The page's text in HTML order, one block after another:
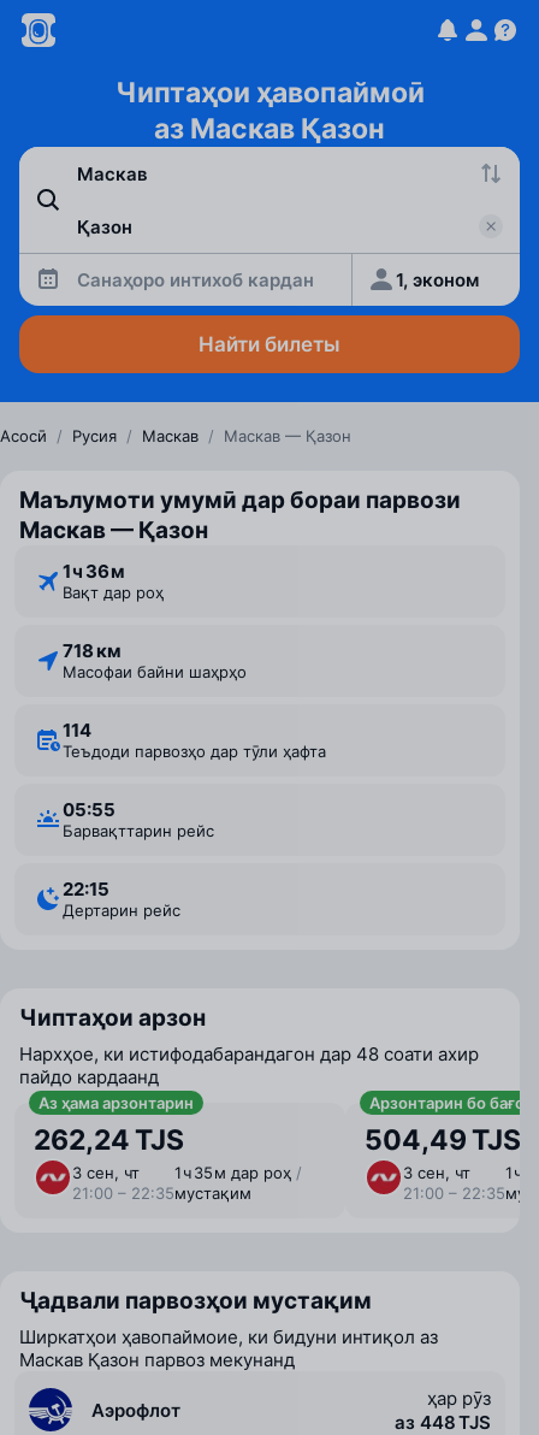
Чиптаҳои ҳавопаймоӣ
аз Маскав Қазон
Санаҳоро интихоб кардан 1, эконом
Найти билеты
Асосӣ / Русия / Маскав / Маскав — Қазон
Маълумоти умумӣ дар бораи парвози
Маскав — Қазон
1 ⁠ч 36 ⁠м
Вақт дар роҳ
718 км
Масофаи байни шаҳрҳо
114
Теъдоди парвозҳо дар тӯли ҳафта
05:55
Барвақттарин рейс
22:15
Дертарин рейс
Чиптаҳои арзон
Нархҳое, ки истифодабарандагон дар 48 соати ахир
пайдо кардаанд
Аз ҳама арзонтарин
262,24 TJS
3 сен, чт
21:00 – 22:35
1 ⁠ч 35 ⁠м дар роҳ /
мустақим
Арзонтарин бо бағоҷ
504,49 TJS
3 сен, чт
21:00 – 22:35
1 ⁠ч
Ҷадвали парвозҳои мустақим
Ширкатҳои ҳавопаймоие, ки бидуни интиқол аз
Маскав Қазон парвоз мекунанд
Аэрофлот
ҳар рӯз
аз 448 TJS